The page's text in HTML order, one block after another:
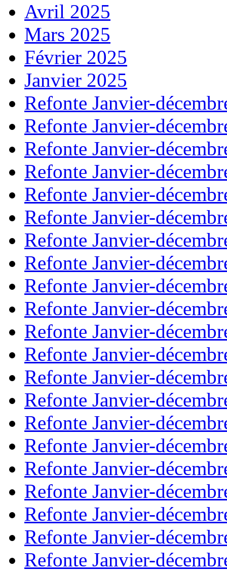
Avril 2025
Mars 2025
Février 2025
Janvier 2025
Refonte Janvier-
Refonte Janvier-
Refonte Janvier-
Refonte Janvier-
Refonte Janvier-
Refonte Janvier-
Refonte Janvier-
Refonte Janvier-
Refonte Janvier-
Refonte Janvier-
Refonte Janvier-
Refonte Janvier-
Refonte Janvier-
Refonte Janvier-
Refonte Janvier-
Refonte Janvier-
Refonte Janvier-
Refonte Janvier-
Refonte Janvier-
Refonte Janvier-
Refonte Janvier-